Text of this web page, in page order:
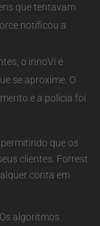
que tentavam
notificou a
o innoVi é
se aproxime. O
e a polícia foi
que os
clientes. Forrest
conta em
algoritmos